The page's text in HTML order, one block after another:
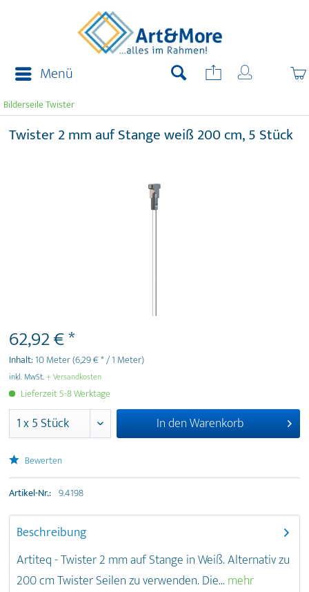
Menü
Bilderseile Twister
Twister 2 mm auf Stange weiß 200 cm, 5 Stück
62,92 € *
Inhalt:10 Meter(6,29 € * / 1 Meter)
inkl. MwSt.+ Versandkosten
Lieferzeit 5-8 Werktage
In denWarenkorb
Bewerten
Artikel-Nr.: 9.4198
Beschreibung
Artiteq - Twister 2 mm auf Stange in Weiß. Alternativ zu
200 cm Twister Seilen zu verwenden. Die... mehr